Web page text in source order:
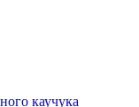
каучука